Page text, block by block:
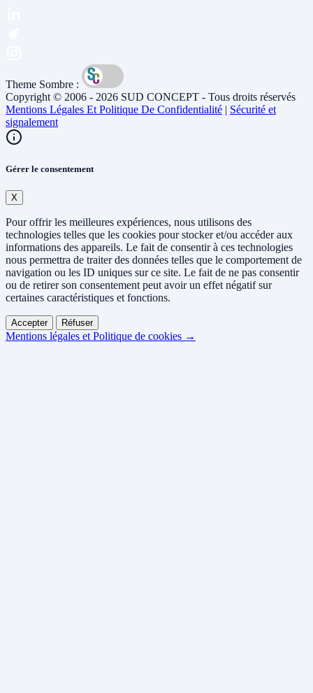
Theme Sombre :
Copyright © 2006 - 2026 SUD CONCEPT - Tous droits réservés
Mentions Légales Et Politique De Confidentialité | Sécurité et
signalement
Gérer le consentement
X
Pour offrir les meilleures expériences, nous utilisons des
technologies telles que les cookies pour stocker et/ou accéder aux
informations des appareils. Le fait de consentir à ces technologies
nous permettra de traiter des données telles que le comportement de
navigation ou les ID uniques sur ce site. Le fait de ne pas consentir
ou de retirer son consentement peut avoir un effet négatif sur
certaines caractéristiques et fonctions.
Accepter Réfuser
Mentions légales et Politique de cookies →